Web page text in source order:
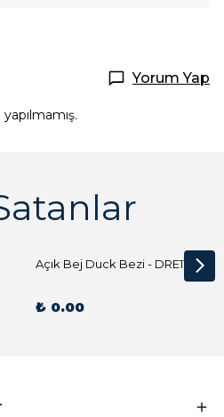
Yorum Yap
Açık Bej Duck Bezi - DRE1144 Kumaş Peçete
₺ 0.00